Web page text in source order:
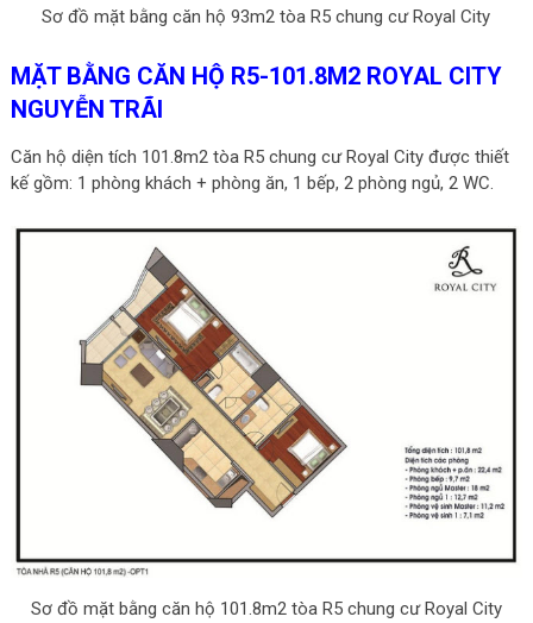
Sơ đồ mặt bằng căn hộ 93m2 tòa R5 chung cư Royal City
MẶT BẰNG CĂN HỘ R5-101.8M2 ROYAL CITY
NGUYỄN TRÃI
Căn hộ diện tích 101.8m2 tòa R5 chung cư Royal City được thiết
kế gồm: 1 phòng khách + phòng ăn, 1 bếp, 2 phòng ngủ, 2 WC.
Sơ đồ mặt bằng căn hộ 101.8m2 tòa R5 chung cư Royal City